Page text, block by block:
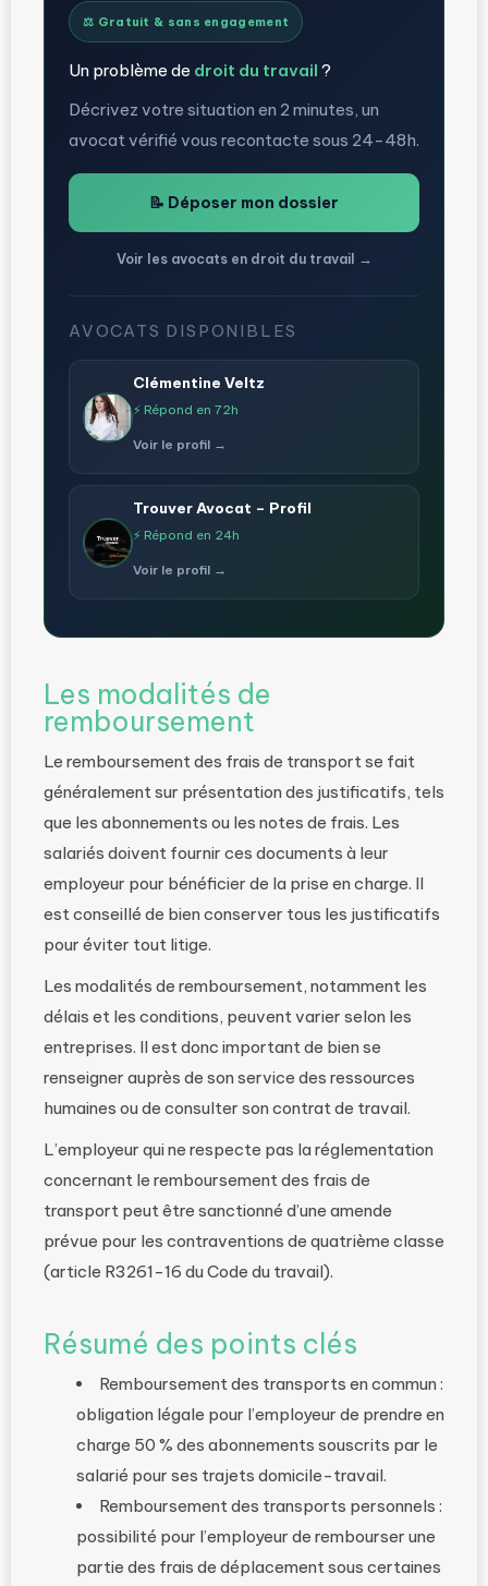
⚖️ Gratuit & sans engagement
Un problème de droit du travail ?
Décrivez votre situation en 2 minutes, un
avocat vérifié vous recontacte sous 24-48h.
📝 Déposer mon dossier
Voir les avocats en droit du travail →
AVOCATS DISPONIBLES
Clémentine Veltz
⚡ Répond en 72h
Voir le profil →
Trouver Avocat – Profil
⚡ Répond en 24h
Voir le profil →
Les modalités de
remboursement
Le remboursement des frais de transport se fait
généralement sur présentation des justificatifs, tels
que les abonnements ou les notes de frais. Les
salariés doivent fournir ces documents à leur
employeur pour bénéficier de la prise en charge. Il
est conseillé de bien conserver tous les justificatifs
pour éviter tout litige.
Les modalités de remboursement, notamment les
délais et les conditions, peuvent varier selon les
entreprises. Il est donc important de bien se
renseigner auprès de son service des ressources
humaines ou de consulter son contrat de travail.
L’employeur qui ne respecte pas la réglementation
concernant le remboursement des frais de
transport peut être sanctionné d’une amende
prévue pour les contraventions de quatrième classe
(article R3261-16 du Code du travail).
Résumé des points clés
Remboursement des transports en commun :
obligation légale pour l’employeur de prendre en
charge 50 % des abonnements souscrits par le
salarié pour ses trajets domicile-travail.
Remboursement des transports personnels :
possibilité pour l’employeur de rembourser une
partie des frais de déplacement sous certaines